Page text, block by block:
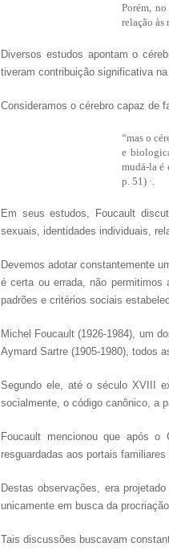
Porém,
relação às
Diversos estudos apontam o
tiveram contribuição significativa
Consideramos o cérebro capaz de
“mas o
e
mudá-la é
p. 51) ·.
Em seus estudos, Foucault
sexuais, identidades individuais,
Devemos adotar constantemente
é certa ou errada, não permitimos
padrões e critérios sociais
Michel Foucault (1926-1984), um
Aymard Sartre (1905-1980), todos
Segundo ele, até o século XVIII
socialmente, o código canônico, a
Foucault mencionou que após o
resguardadas aos portais familiares
Destas observações, era
unicamente em busca da
Tais discussões buscavam